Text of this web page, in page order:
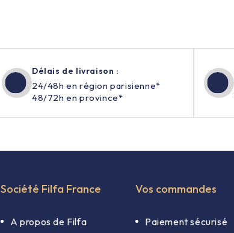
Délais de livraison :
24/48h en région parisienne*
48/72h en province*
Société Filfa France
A propos de Filfa
Vos commandes
Paiement sécurisé